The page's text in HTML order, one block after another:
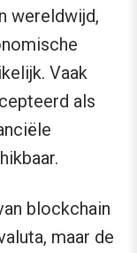
wereldwijd,
Vaak
als
blockchain
maar de